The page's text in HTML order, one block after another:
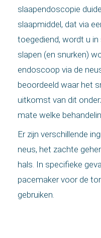
slaapendoscopie
slaapmiddel, dat via
toegediend, wordt u
slapen (en snurken)
endoscoop via de
beoordeeld waar het
uitkomst van dit
mate welke
Er zijn verschillende
neus, het zachte
hals. In specifieke
pacemaker voor de
gebruiken.